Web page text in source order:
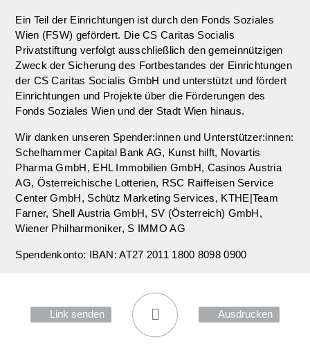
Ein Teil der Einrichtungen ist durch den Fonds Soziales
Wien (FSW) gefördert. Die CS Caritas Socialis
Privatstiftung verfolgt ausschließlich den gemeinnützigen
Zweck der Sicherung des Fortbestandes der Einrichtungen
der CS Caritas Socialis GmbH und unterstützt und fördert
Einrichtungen und Projekte über die Förderungen des
Fonds Soziales Wien und der Stadt Wien hinaus.
Wir danken unseren Spender:innen und Unterstützer:innen:
Schelhammer Capital Bank AG, Kunst hilft, Novartis
Pharma GmbH, EHL Immobilien GmbH, Casinos Austria
AG, Österreichische Lotterien, RSC Raiffeisen Service
Center GmbH, Schütz Marketing Services, KTHE|Team
Farner, Shell Austria GmbH, SV (Österreich) GmbH,
Wiener Philharmoniker, S IMMO AG
Spendenkonto: IBAN: AT27 2011 1800 8098 0900
Link senden Ausdrucken